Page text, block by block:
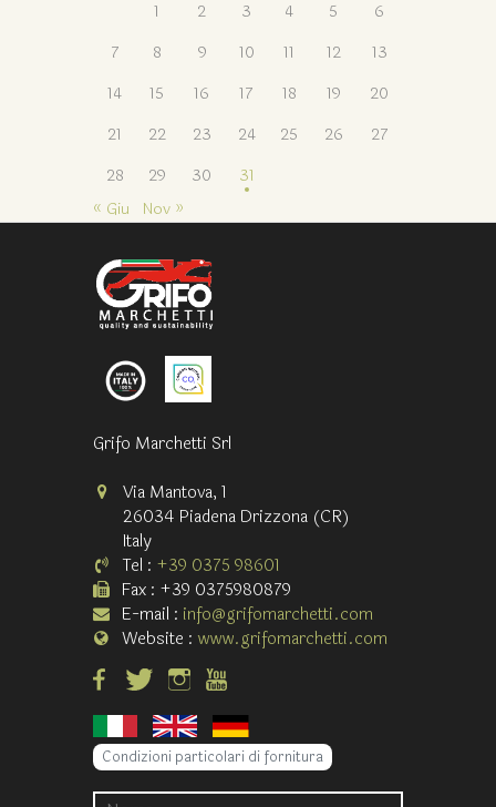
1 2 3 4 5
6
7
8 9 10 11 12
13
14
15 16 17 18 19
20
21
22 23 24 25 26
27
28
29 30
31
« Giu
Nov »
Grifo Marchetti Srl
Via Mantova, 1
26034 Piadena Drizzona (CR)
Italy
Tel : +39 0375 98601
Fax : +39 0375980879
E-mail : info@grifomarchetti.com
Website : www.grifomarchetti.com
Condizioni particolari di fornitura